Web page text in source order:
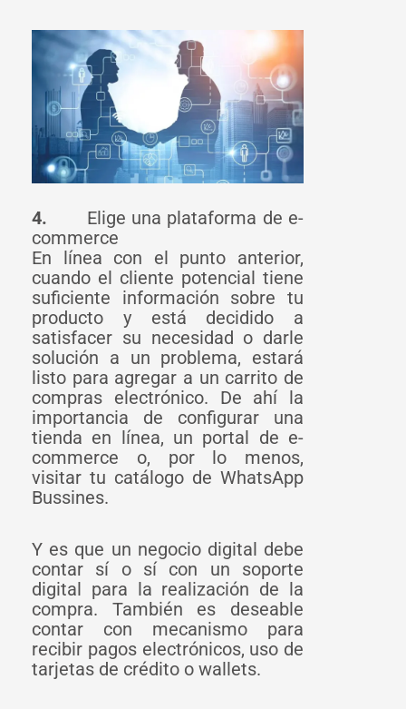
4. Elige una plataforma de e-
commerce
En línea con el punto anterior,
cuando el cliente potencial tiene
suficiente información sobre tu
producto y está decidido a
satisfacer su necesidad o darle
solución a un problema, estará
listo para agregar a un carrito de
compras electrónico. De ahí la
importancia de configurar una
tienda en línea, un portal de e-
commerce o, por lo menos,
visitar tu catálogo de WhatsApp
Bussines.
Y es que un negocio digital debe
contar sí o sí con un soporte
digital para la realización de la
compra. También es deseable
contar con mecanismo para
recibir pagos electrónicos, uso de
tarjetas de crédito o wallets.